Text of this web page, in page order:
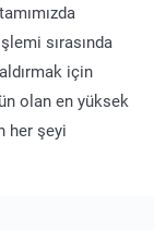
sırasında
için
olan en yüksek
her şeyi